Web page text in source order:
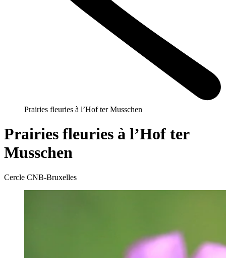
Prairies fleuries à l’Hof ter Musschen
Prairies fleuries à l’Hof ter
Musschen
Cercle CNB-Bruxelles